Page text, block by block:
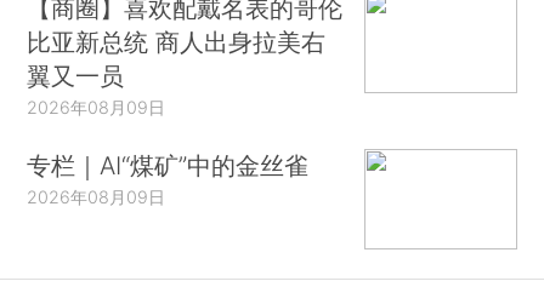
【商圈】喜欢配戴名表的哥伦
比亚新总统 商人出身拉美右
翼又一员
2026年08月09日
专栏｜AI“煤矿”中的金丝雀
2026年08月09日